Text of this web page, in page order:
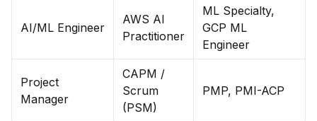
AI/ML Engineer
AWS AI
Practitioner
ML Specialty,
GCP ML
Engineer
Project
Manager
CAPM /
Scrum
(PSM)
PMP, PMI-ACP